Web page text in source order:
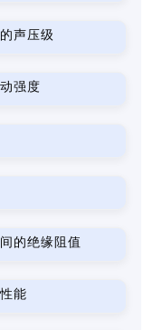
声压级
强度
的绝缘阻值
能